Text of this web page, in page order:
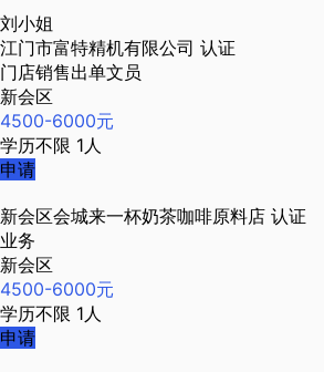
刘小姐
江门市富特精机有限公司 认证
门店销售出单文员
新会区
4500-6000元
学历不限 1人
申请
新会区会城来一杯奶茶咖啡原料店 认证
业务
新会区
4500-6000元
学历不限 1人
申请